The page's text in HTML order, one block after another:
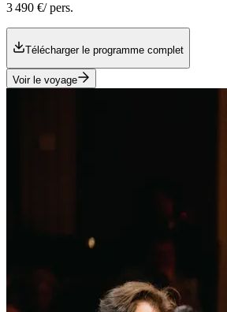
3 490 €/ pers.
Télécharger le programme complet
Voir le voyage